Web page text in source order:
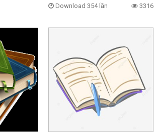
Download 354 lần 3316